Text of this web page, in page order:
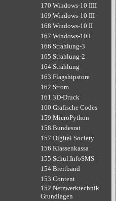
170 Windows-10 IIII
169 Windows-10 III
168 Windows-10 II
167 Windows-10 I
166 Strahlung-3
165 Strahlung-2
164 Strahlung
163 Flagshipstore
162 Strom
161 3D-Druck
160 Grafische Codes
159 MicroPython
158 Bundesrat
157 Digital Society
156 Klassenkassa
155 Schul.InfoSMS
154 Breitband
153 Content
152 Netzwerktechnik
Grundlagen